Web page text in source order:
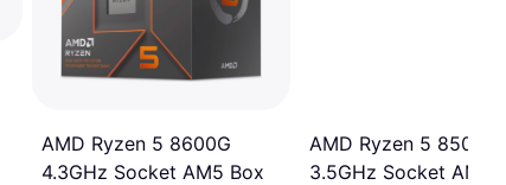
AMD Ryzen 5 8600G
4.3GHz Socket AM5 Box
AMD Ryzen 5 8500G
3.5GHz Socket AM5